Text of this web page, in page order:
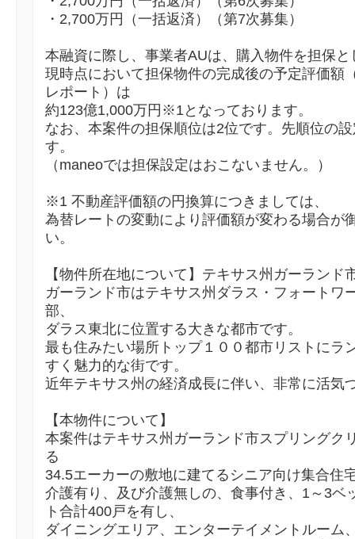
・2,700万円（一括返済）（第7次募集）
本融資に際し、事業者AUは、購入物件を担保
現時点において担保物件の完成後の予定評価額
レポート）は
約123億1,000万円※1となっております。
なお、本案件の担保順位は2位です。先順位の
す。
（maneoでは担保設定はおこないません。）
※1 不動産評価額の円換算につきましては、
為替レートの変動により評価額が変わる場合が
い。
【物件所在地について】テキサス州ガーランド
ガーランド市はテキサス州ダラス・フォートワ
部、
ダラス東北に位置する大きな都市です。
最も住みたい場所トップ１００都市リストにラ
すく魅力的な街です。
近年テキサス州の経済成長に伴い、非常に活気
【本物件について】
本案件はテキサス州ガーランド市スプリングク
る
34.5エーカーの敷地に建てるシニア向け集合住
介護有り、及び介護無しの、食事付き、1～3ベ
ト合計400戸を有し、
ダイニングエリア、エンターテイメントルーム